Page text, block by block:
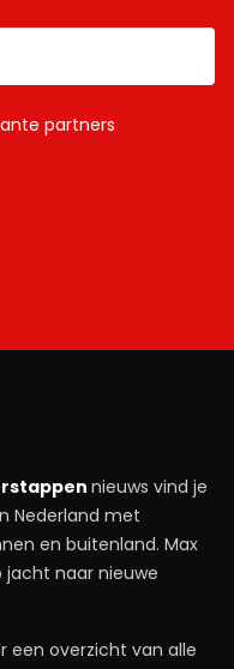
partners
nieuws vind je
Nederland met
en buitenland. Max
jacht naar nieuwe
een overzicht van alle